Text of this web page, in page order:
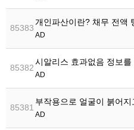
85383
개인파산이란? 채무 전액
AD
85382
시알리스 효과없음 정보
AD
85381
부작용으로 얼굴이 붉어
AD